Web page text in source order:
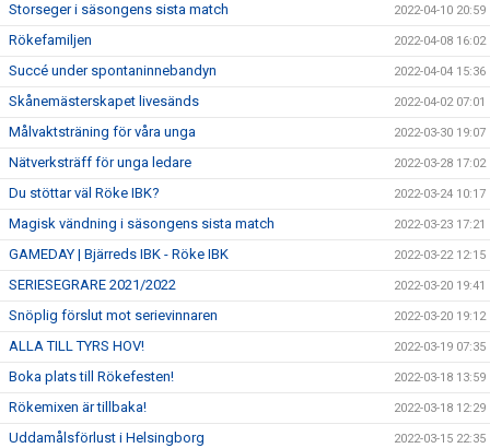
Storseger i säsongens sista match 2022-04-10 20:59
Rökefamiljen 2022-04-08 16:02
Succé under spontaninnebandyn 2022-04-04 15:36
Skånemästerskapet livesänds 2022-04-02 07:01
Målvaktsträning för våra unga 2022-03-30 19:07
Nätverksträff för unga ledare 2022-03-28 17:02
Du stöttar väl Röke IBK? 2022-03-24 10:17
Magisk vändning i säsongens sista match 2022-03-23 17:21
GAMEDAY | Bjärreds IBK - Röke IBK 2022-03-22 12:15
SERIESEGRARE 2021/2022 2022-03-20 19:41
Snöplig förslut mot serievinnaren 2022-03-20 19:12
ALLA TILL TYRS HOV! 2022-03-19 07:35
Boka plats till Rökefesten! 2022-03-18 13:59
Rökemixen är tillbaka! 2022-03-18 12:29
Uddamålsförlust i Helsingborg 2022-03-15 22:35